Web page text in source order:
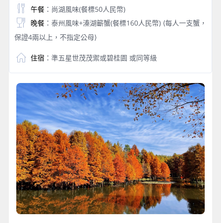
午餐：尚湖風味(餐標50人民幣)
晚餐：泰州風味+溱湖籪蟹(餐標160人民幣) ⟨每人一支蟹，
保證4兩以上，不指定公母⟩
住宿 ：準五星世茂茂禦或碧桂園 或同等級